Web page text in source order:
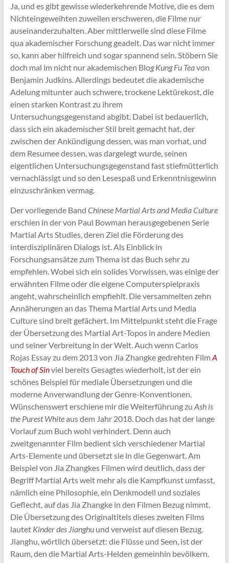
Ja, und es gibt gewisse wiederkehrende Motive, die es dem
Nichteingeweihten zuweilen erschweren, die Filme nur
auseinanderzuhalten. Aber mittlerweile sind diese Filme
qua akademischer Forschung geadelt. Das war nicht immer
so, kann aber hilfreich und sogar spannend sein. Stöbern Sie
doch mal im nicht nur akademischen Blog Kung Fu Teavon
Benjamin Judkins. Allerdings bedeutet die akademische
Adelung mitunter auch schwere, trockene Lektürekost, die
einen starken Kontrast zu ihrem
Untersuchungsgegenstand abgibt. Dabei ist bedauerlich,
dass sich ein akademischer Stil breit gemacht hat, der
zwischen der Ankündigung dessen, was man vorhat, und
dem Resumee dessen, was dargelegt wurde, seinen
eigentlichen Untersuchungsgegenstand fast stiefmütterlich
vernachlässigt und so den Lesespaß und Erkenntnisgewinn
einzuschränken vermag.
Der vorliegende Band Chinese Martial Arts and Media Culture
erschien in der von Paul Bowman herausgegebenen Serie
Martial Arts Studies, deren Ziel die Förderung des
interdisziplinären Dialogs ist. Als Einblick in
Forschungsansätze zum Thema ist das Buch sehr zu
empfehlen. Wobei sich ein solides Vorwissen, was einige der
erwähnten Filme oder die eigene Computerspielpraxis
angeht, wahrscheinlich empfiehlt. Die versammelten zehn
Annäherungen an das Thema Martial Arts und Media
Culture sind breit gefächert. Im Mittelpunkt steht die Frage
der Übersetzung des Martial Art-Topos in andere Medien
und seiner Verbreitung in der Welt. Auch wenn Carlos
Rojas Essay zu dem 2013 von Jia Zhangke gedrehten FilmA
Touch of Sinviel bereits Gesagtes wiederholt, ist der ein
schönes Beispiel für mediale Übersetzungen und die
moderne Anverwandlung der Genre-Konventionen.
Wünschenswert erschiene mir die Weiterführung zu Ash is
the Purest Whiteaus dem Jahr 2018. Doch das hat der lange
Vorlauf zum Buch wohl verhindert. Denn auch
zweitgenannter Film bedient sich verschiedener Martial
Arts-Elemente und übersetzt sie in die Gegenwart. Am
Beispiel von Jia Zhangkes Filmen wird deutlich, dass der
Begriff Martial Arts weit mehr als die Kampfkunst umfasst,
nämlich eine Philosophie, ein Denkmodell und soziales
Geflecht, auf das Jia Zhangke in den Filmen Bezug nimmt.
Die Übersetzung des Originaltitels dieses zweiten Films
lautet Kinder des Jianghuund verweist auf diesen Bezug.
Jianghu, wörtlich übersetzt: die Flüsse und Seen, ist der
Raum, den die Martial Arts-Helden gemeinhin bevölkern.